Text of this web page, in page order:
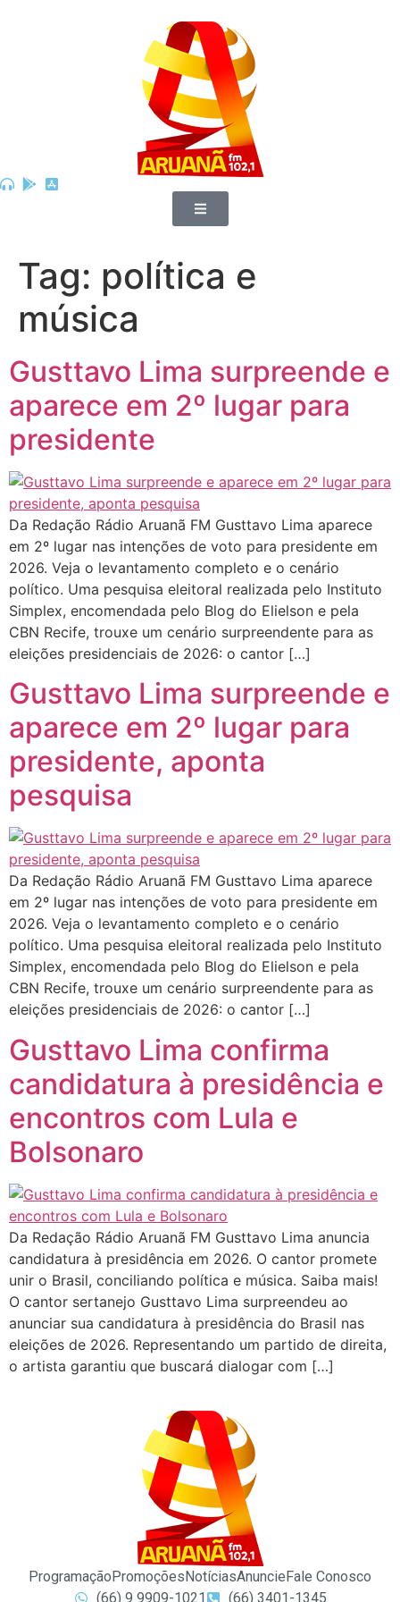
Tag: política e
música
Gusttavo Lima surpreende e
aparece em 2º lugar para
presidente
Da Redação Rádio Aruanã FM Gusttavo Lima aparece
em 2º lugar nas intenções de voto para presidente em
2026. Veja o levantamento completo e o cenário
político. Uma pesquisa eleitoral realizada pelo Instituto
Simplex, encomendada pelo Blog do Elielson e pela
CBN Recife, trouxe um cenário surpreendente para as
eleições presidenciais de 2026: o cantor […]
Gusttavo Lima surpreende e
aparece em 2º lugar para
presidente, aponta
pesquisa
Da Redação Rádio Aruanã FM Gusttavo Lima aparece
em 2º lugar nas intenções de voto para presidente em
2026. Veja o levantamento completo e o cenário
político. Uma pesquisa eleitoral realizada pelo Instituto
Simplex, encomendada pelo Blog do Elielson e pela
CBN Recife, trouxe um cenário surpreendente para as
eleições presidenciais de 2026: o cantor […]
Gusttavo Lima confirma
candidatura à presidência e
encontros com Lula e
Bolsonaro
Da Redação Rádio Aruanã FM Gusttavo Lima anuncia
candidatura à presidência em 2026. O cantor promete
unir o Brasil, conciliando política e música. Saiba mais!
O cantor sertanejo Gusttavo Lima surpreendeu ao
anunciar sua candidatura à presidência do Brasil nas
eleições de 2026. Representando um partido de direita,
o artista garantiu que buscará dialogar com […]
Programação Promoções NotíciasAnuncie Fale Conosco
(66) 9 9909-1021
(66) 3401-1345